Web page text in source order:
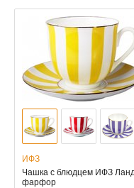
ИФЗ
Чашка с блюдцем ИФЗ
фарфор